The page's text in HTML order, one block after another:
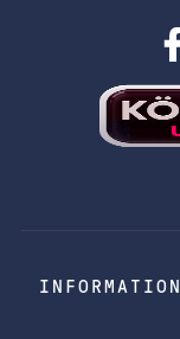
INFORMATION